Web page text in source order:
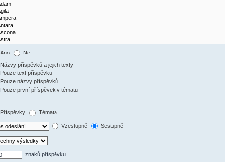
Ano Ne
Názvy příspěvků a jejich texty
Pouze text příspěvku
Pouze názvy příspěvků
Pouze první příspěvek v tématu
Příspěvky Témata
Vzestupně Sestupně
znaků příspěvku